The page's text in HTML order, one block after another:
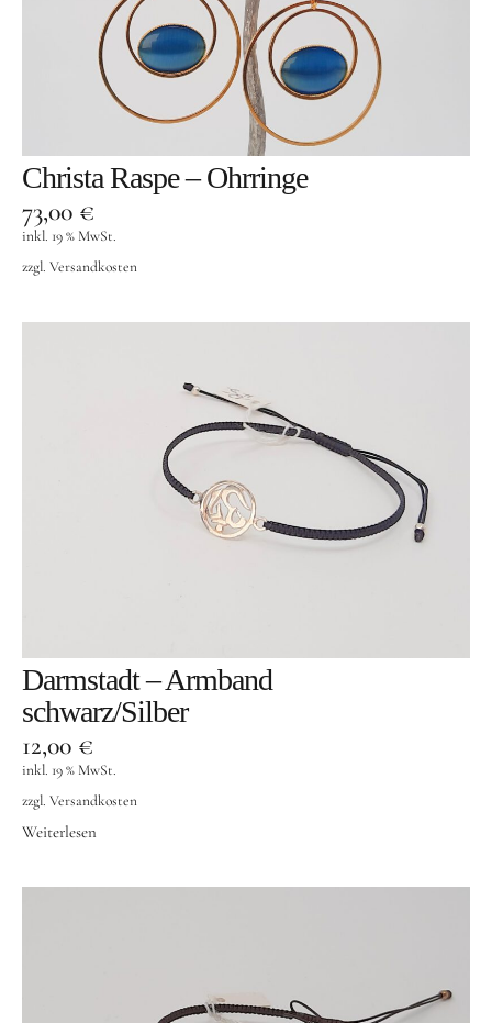
Christa Raspe – Ohrringe
73,00 €
inkl. 19 % MwSt.
zzgl. Versandkosten
Darmstadt – Armband
schwarz/Silber
12,00 €
inkl. 19 % MwSt.
zzgl. Versandkosten
Weiterlesen